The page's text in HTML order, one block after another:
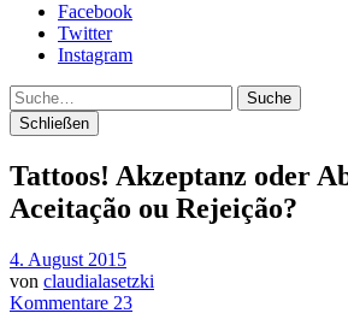
Facebook
Twitter
Instagram
Suche
Schließen
Tattoos! Akzeptanz oder
Aceitação ou Rejeição?
4. August 2015
von claudialasetzki
Kommentare 23